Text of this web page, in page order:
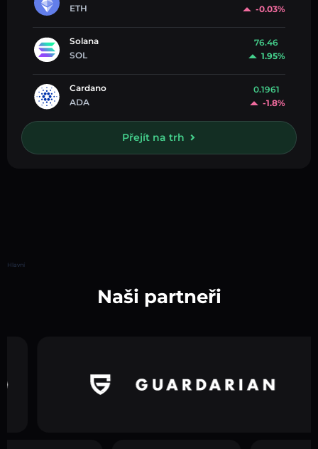
ETH
-0.03%
Solana
SOL
76.46
1.95%
Cardano
ADA
0.1961
-1.8%
Přejít na trh
Hlavní
Naši partneři